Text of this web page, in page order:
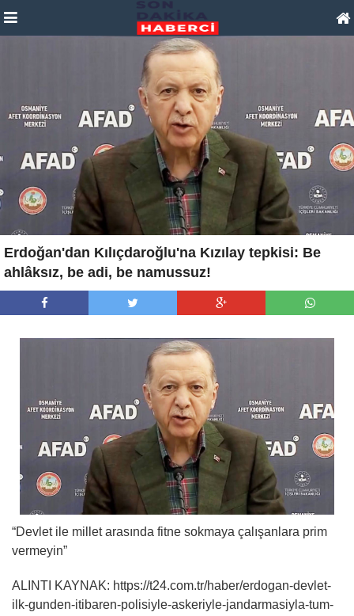
Erdoğan'dan Kılıçdaroğlu'na Kızılay tepkisi: Be
ahlâksız, be adi, be namussuz!
“Devlet ile millet arasında fitne sokmaya çalışanlara prim
vermeyin”
ALINTI KAYNAK: https://t24.com.tr/haber/erdogan-devlet-
ilk-gunden-itibaren-polisiyle-askeriyle-jandarmasiyla-tum-